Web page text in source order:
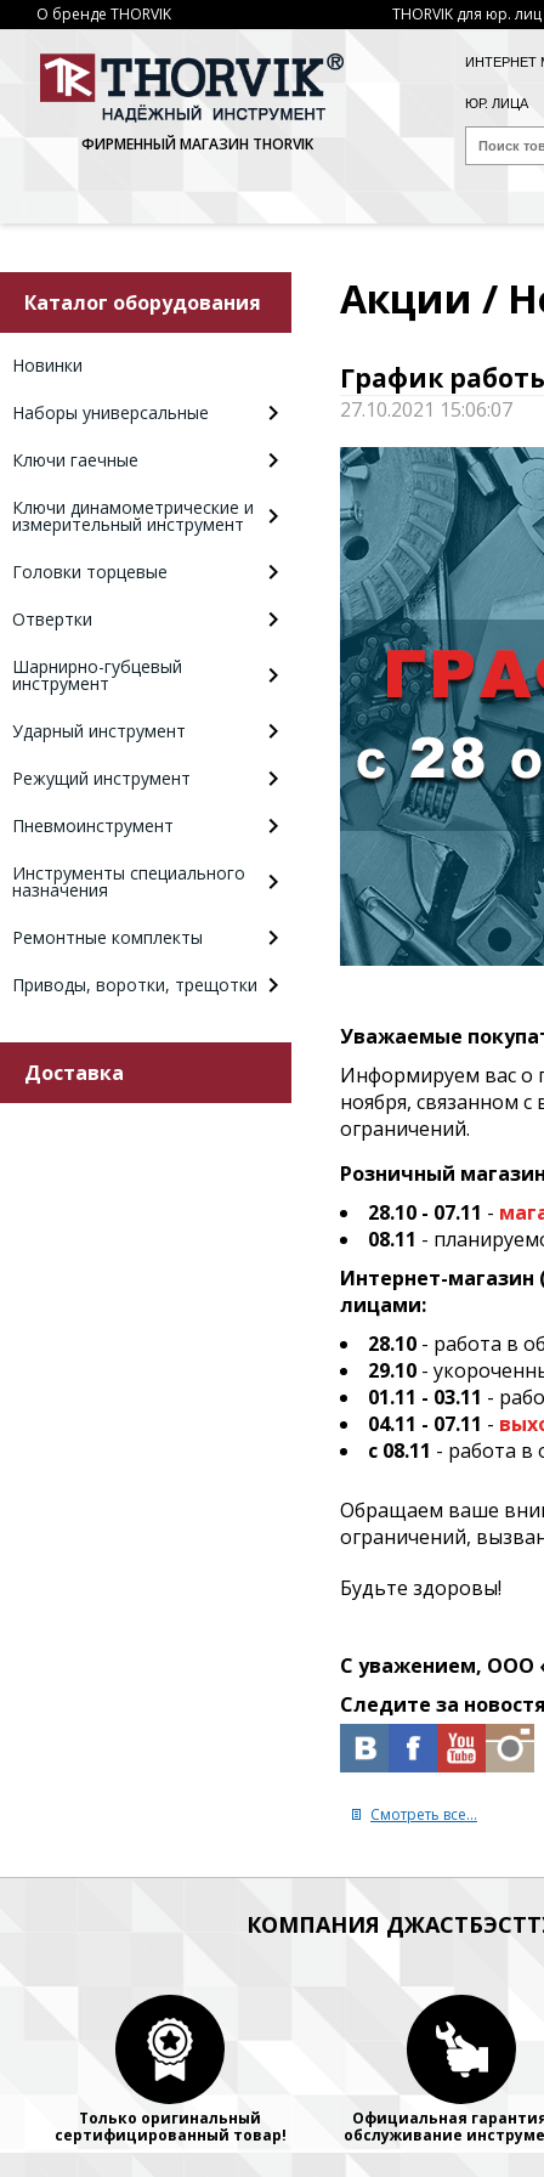
О бренде THORVIK THORVIK для юр. лиц
ФИРМЕННЫЙ МАГАЗИН THORVIK
ИНТЕРНЕТ
ЮР. ЛИЦА
Каталог оборудования
Новинки
Наборы универсальные
Ключи гаечные
Ключи динамометрические и
измерительный инструмент
Головки торцевые
Отвертки
Шарнирно-губцевый
инструмент
Ударный инструмент
Режущий инструмент
Пневмоинструмент
Инструменты специального
назначения
Ремонтные комплекты
Приводы, воротки, трещотки
Доставка
Акции /
График
27.10.2021 15:06:07
Уважаемые
Информируем вас о
ноября, связанном
ограничений.
Розничный
28.10 - 07.11 -
08.11 -
Интернет-магазин
лицами:
28.10 - работа в
29.10 -
01.11 - 03.11 -
04.11 - 07.11 -
c 08.11 - работа
Обращаем ваше
ограничений,
Будьте здоровы!
С уважением, ООО
Следите за
Смотреть все...
КОМПАНИЯ
Только оригинальный
сертифицированный товар!
Официальная
обслуживание